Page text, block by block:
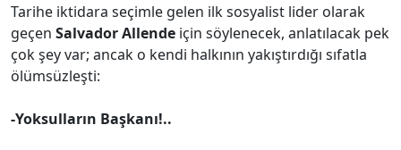
Tarihe iktidara seçimle gelen ilk sosyalist lider olarak
geçen Salvador Allende için söylenecek, anlatılacak pek
çok şey var; ancak o kendi halkının yakıştırdığı sıfatla
ölümsüzleşti:
-Yoksulların Başkanı!..